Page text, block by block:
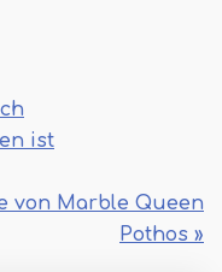
ist
von Marble Queen
Pothos »